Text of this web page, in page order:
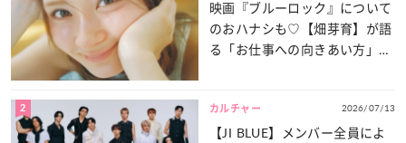
映画『ブルーロック』について
のおハナシも♡【畑芽育】が語
る「お仕事への向きあい方」と
2 カルチャー 2026/07/13
【JI BLUE】メンバー全員によ